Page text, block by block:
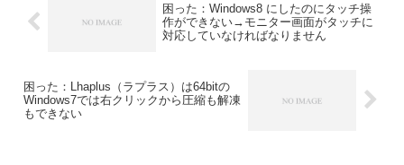
困った：Windows8 にしたのにタッチ操
作ができない→モニター画面がタッチに
対応していなければなりません
困った：Lhaplus（ラプラス）は64bitの
Windows7では右クリックから圧縮も解凍
もできない